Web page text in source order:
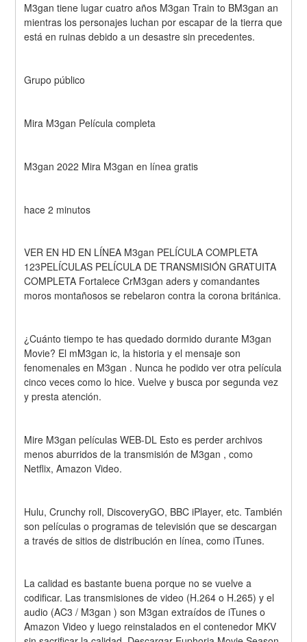
M3gan tiene lugar cuatro años M3gan Train to BM3gan an
mientras los personajes luchan por escapar de la tierra que
está en ruinas debido a un desastre sin precedentes.
Grupo público
Mira M3gan Película completa
M3gan 2022 Mira M3gan en línea gratis
hace 2 minutos
VER EN HD EN LÍNEA M3gan PELÍCULA COMPLETA
123PELÍCULAS PELÍCULA DE TRANSMISIÓN GRATUITA
COMPLETA Fortalece CrM3gan aders y comandantes
moros montañosos se rebelaron contra la corona británica.
¿Cuánto tiempo te has quedado dormido durante M3gan
Movie? El mM3gan ic, la historia y el mensaje son
fenomenales en M3gan . Nunca he podido ver otra película
cinco veces como lo hice. Vuelve y busca por segunda vez
y presta atención.
Mire M3gan películas WEB-DL Esto es perder archivos
menos aburridos de la transmisión de M3gan , como
Netflix, Amazon Video.
Hulu, Crunchy roll, DiscoveryGO, BBC iPlayer, etc. También
son películas o programas de televisión que se descargan
a través de sitios de distribución en línea, como iTunes.
La calidad es bastante buena porque no se vuelve a
codificar. Las transmisiones de video (H.264 o H.265) y el
audio (AC3 / M3gan ) son M3gan extraídos de iTunes o
Amazon Video y luego reinstalados en el contenedor MKV